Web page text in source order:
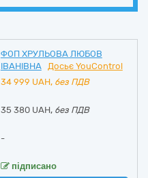
ФОП ХРУЛЬОВА ЛЮБОВ
ІВАНІВНА
Досьє YouControl
34 999 UAH, без ПДВ
35 380 UAH, без ПДВ
-
підписано